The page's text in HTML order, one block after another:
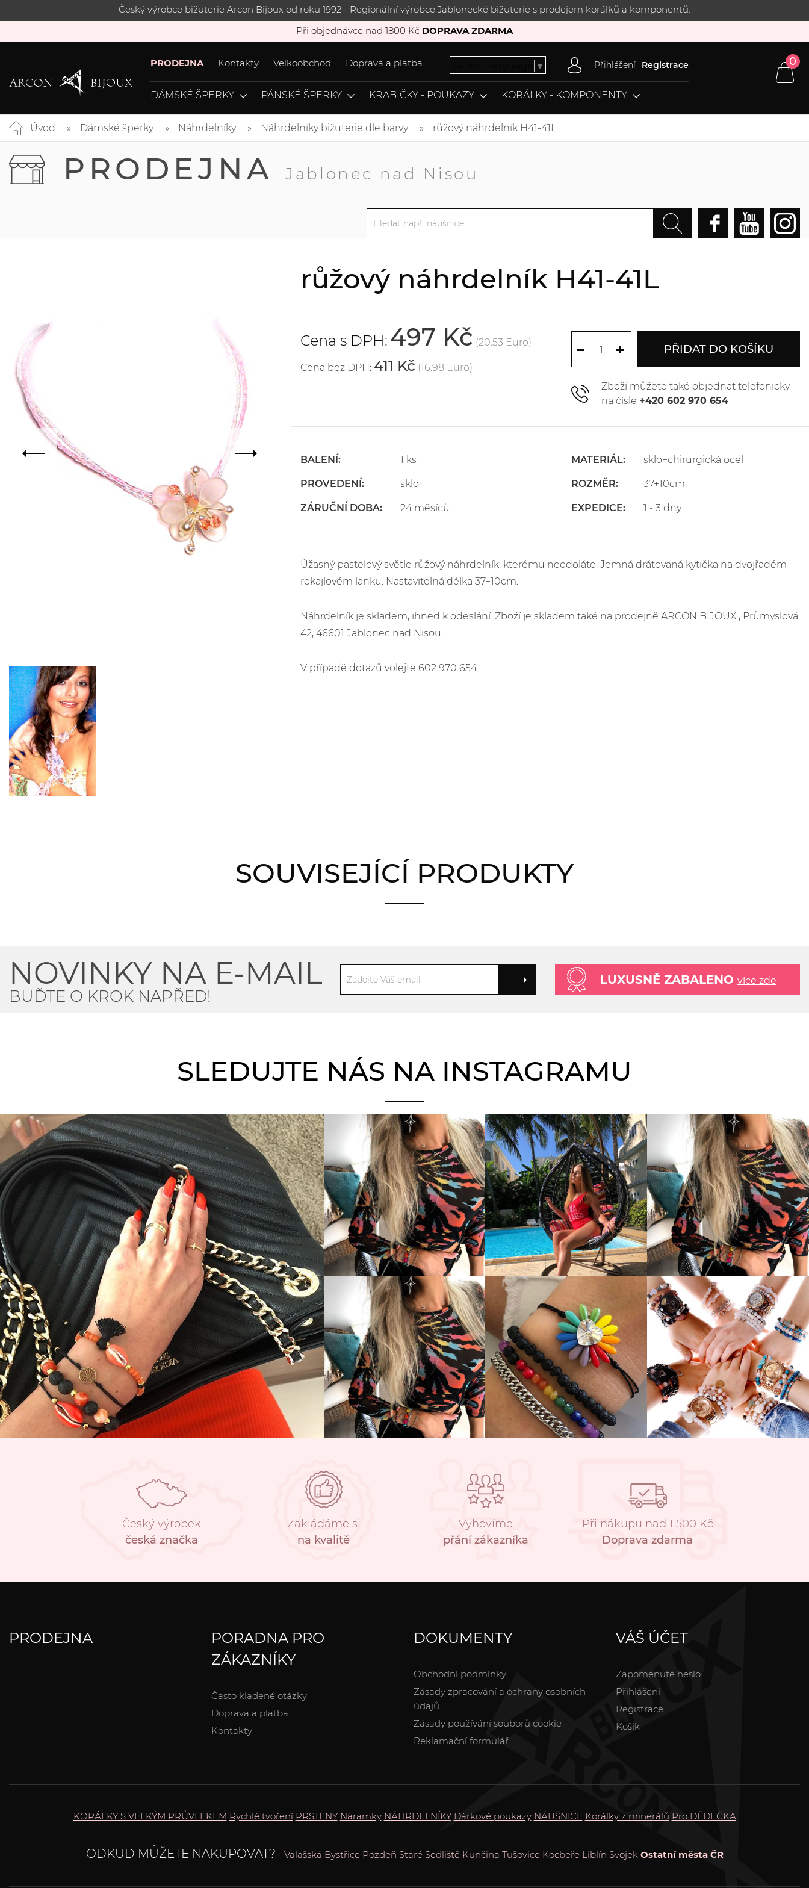
Český výrobce bižuterie Arcon Bijoux od roku 1992 - Regionální výrobce Jablonecké bižuterie s prodejem korálků a komponentů.
Při objednávce nad 1800 Kč DOPRAVA ZDARMA
PRODEJNA Kontakty Velkoobchod Doprava a platba ▼ Přihlášení Registrace 0
DÁMSKÉ ŠPERKY PÁNSKÉ ŠPERKY KRABIČKY - POUKAZY KORÁLKY - KOMPONENTY
Úvod Dámské šperky Náhrdelníky Náhrdelníky bižuterie dle barvy růžový náhrdelník H41-41L
PRODEJNA Jablonec nad Nisou
růžový náhrdelník H41-41L
Cena s DPH: 497 Kč (20.53 Euro)
Cena bez DPH: 411 Kč (16.98 Euro)
PŘIDAT DO KOŠÍKU
Zboží můžete také objednat telefonicky
na čísle +420 602 970 654
BALENÍ: 1 ks
PROVEDENÍ: sklo
ZÁRUČNÍ DOBA: 24 měsíců
MATERIÁL: sklo+chirurgická ocel
ROZMĚR: 37+10cm
EXPEDICE: 1 - 3 dny
Úžasný pastelový světle růžový náhrdelník, kterému neodoláte. Jemná drátovaná kytička na dvojřadém
rokajlovém lanku. Nastavitelná délka 37+10cm.
Náhrdelník je skladem, ihned k odeslání. Zboží je skladem také na prodejně ARCON BIJOUX , Průmyslová
42, 46601 Jablonec nad Nisou.
V případě dotazů volejte 602 970 654
SOUVISEJÍCÍ PRODUKTY
NOVINKY NA E-MAIL
BUĎTE O KROK NAPŘED!
LUXUSNĚ ZABALENO více zde
SLEDUJTE NÁS NA INSTAGRAMU
Český výrobek
česká značka
Zakládáme si
na kvalitě
Vyhovíme
přání zákazníka
Při nákupu nad 1 500 Kč
Doprava zdarma
PRODEJNA
PORADNA PRO
ZÁKAZNÍKY
Často kladené otázky
Doprava a platba
Kontakty
DOKUMENTY
Obchodní podmínky
Zásady zpracování a ochrany osobních
údajů
Zásady používání souborů cookie
Reklamační formulář
VÁŠ ÚČET
Zapomenuté heslo
Přihlášení
Registrace
Košík
KORÁLKY S VELKÝM PRŮVLEKEM Rychlé tvoření PRSTENY Náramky NÁHRDELNÍKY Dárkové poukazy NÁUŠNICE Korálky z minerálů Pro DĚDEČKA
ODKUD MŮŽETE NAKUPOVAT? Valašská Bystřice Pozdeň Staré Sedliště Kunčina Tušovice Kocbeře Liblín Svojek Ostatní města ČR